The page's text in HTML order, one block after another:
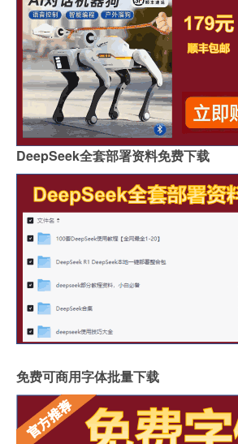
DeepSeek全套部署资料免费下载
免费可商用字体批量下载